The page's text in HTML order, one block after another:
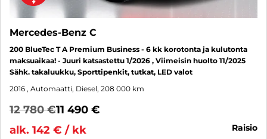
Mercedes-Benz C
200 BlueTec T A Premium Business - 6 kk korotonta ja kulutonta
maksuaikaa! - Juuri katsastettu 1/2026 , Viimeisin huolto 11/2025
Sähk. takaluukku, Sporttipenkit, tutkat, LED valot
2016 , Automaatti, Diesel, 208 000 km
12 780 €11 490 €
alk. 142 € / kk
raisio